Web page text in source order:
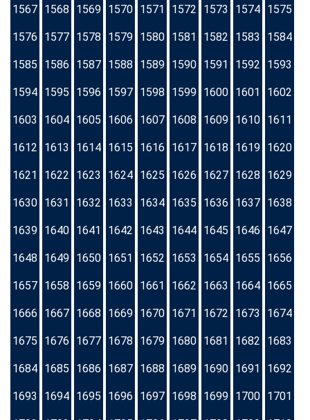
1567 1568 1569 1570 1571 1572 1573 1574 1575
1576 1577 1578 1579 1580 1581 1582 1583 1584
1585 1586 1587 1588 1589 1590 1591 1592 1593
1594 1595 1596 1597 1598 1599 1600 1601 1602
1603 1604 1605 1606 1607 1608 1609 1610 1611
1612 1613 1614 1615 1616 1617 1618 1619 1620
1621 1622 1623 1624 1625 1626 1627 1628 1629
1630 1631 1632 1633 1634 1635 1636 1637 1638
1639 1640 1641 1642 1643 1644 1645 1646 1647
1648 1649 1650 1651 1652 1653 1654 1655 1656
1657 1658 1659 1660 1661 1662 1663 1664 1665
1666 1667 1668 1669 1670 1671 1672 1673 1674
1675 1676 1677 1678 1679 1680 1681 1682 1683
1684 1685 1686 1687 1688 1689 1690 1691 1692
1693 1694 1695 1696 1697 1698 1699 1700 1701